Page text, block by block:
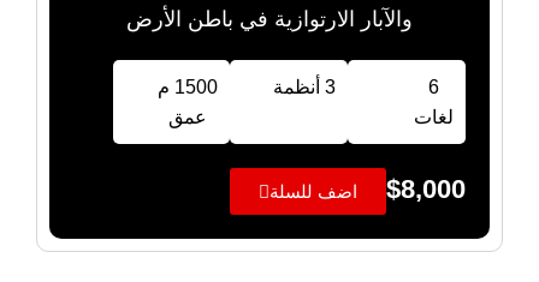
والآبار الارتوازية في باطن الأرض
6
لغات
3 أنظمة
1500 م
عمق
$8,000 اضف للسلة